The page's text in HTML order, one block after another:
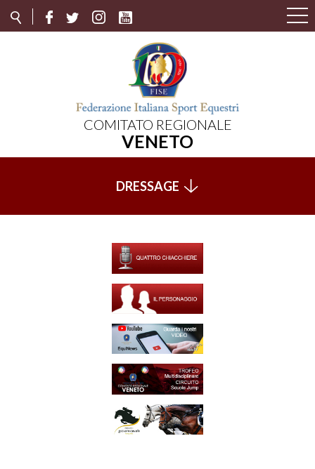
COMITATO REGIONALE
VENETO
DRESSAGE